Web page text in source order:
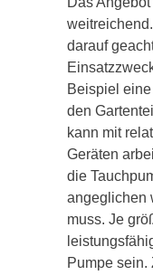
darauf
Beispiel
den
kann mit
Geräten
die
angeglichen
muss. Je
Pumpe sein.